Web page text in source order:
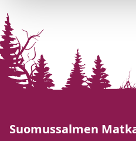
Suomussalmen